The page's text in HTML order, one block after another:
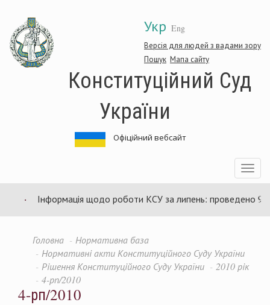
основного
матеріалу
Укр Eng
Версія для людей з вадами зору
Пошук Мапа сайту
Конституційний Суд
України
Офіційний вебсайт
Toggle
Інформація щодо роботи КСУ за липень: проведено 94
Головна
Нормативна база
Нормативні акти Конституційного Суду України
Рішення Конституційного Суду України
2010 рік
4-рп/2010
4-рп/2010